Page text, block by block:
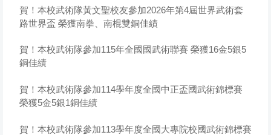
賀！本校武術隊黃文聖校友參加2026年第4屆世界武術套
路世界盃 榮獲南拳、南棍雙銅佳績
賀！本校武術隊參加115年全國國武術聯賽 榮獲16金5銀5
銅佳績
賀！本校武術隊參加114學年度全國中正盃國武術錦標賽
榮獲5金5銀1銅佳績
賀！本校武術隊參加113學年度全國大專院校國武術錦標賽